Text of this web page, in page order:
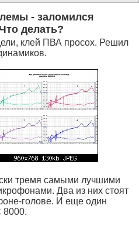
- заломился
делать?
клей ПВА просох. Решил
тремя самыми лучшими
Два из них стоят
голове. И еще один
8000.